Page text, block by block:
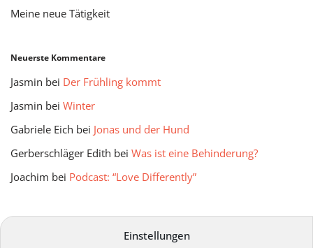
Einstellungen
Meine neue Tätigkeit
Neuerste Kommentare
Jasmin bei Der Frühling kommt
Jasmin bei Winter
Gabriele Eich bei Jonas und der Hund
Gerberschläger Edith bei Was ist eine Behinderung?
Joachim bei Podcast: “Love Differently”